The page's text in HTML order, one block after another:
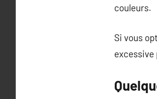
couleurs.
Si vous